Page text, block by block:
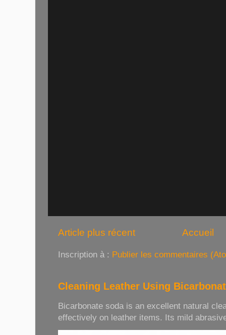
Article plus récent Accueil
Inscription à : Publier les commentaires
Cleaning Leather Using
Bicarbonate soda is an excellent natural
effectively on leather items. Its mild